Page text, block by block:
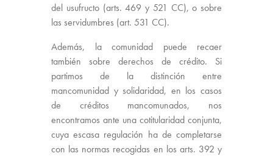
del usufructo (arts. 469 y 521 CC), o sobre
las servidumbres (art. 531 CC).
Además, la comunidad puede recaer
también sobre derechos de crédito. Si
partimos de la distinción entre
mancomunidad y solidaridad, en los casos
de créditos mancomunados, nos
encontramos ante una cotitularidad conjunta,
cuya escasa regulación ha de completarse
con las normas recogidas en los arts. 392 y